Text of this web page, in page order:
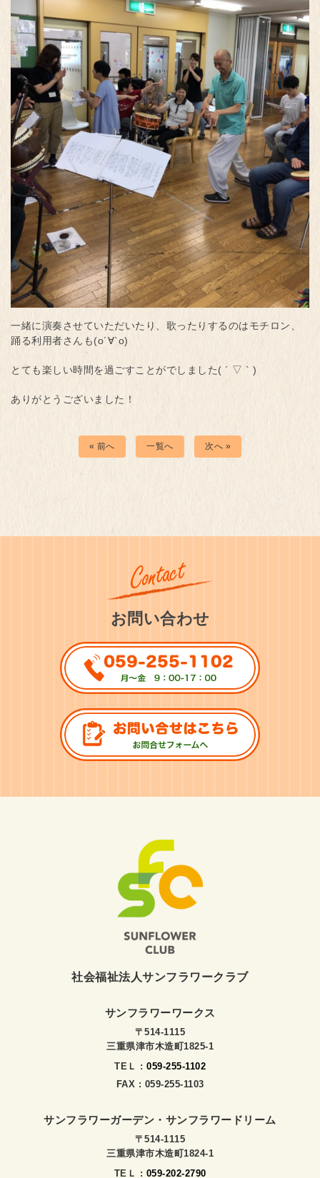
一緒に演奏させていただいたり、歌ったりするのはモチロン、
踊る利用者さんも(о´∀`о)
とても楽しい時間を過ごすことがでしました( ´ ▽ ` )
ありがとうございました！
« 前へ 一覧へ 次へ »
お問い合わせ
社会福祉法人サンフラワークラブ
サンフラワーワークス
〒514-1115
三重県津市木造町1825-1
TEＬ : 059-255-1102
FAX : 059-255-1103
サンフラワーガーデン・サンフラワードリーム
〒514-1115
三重県津市木造町1824-1
TEＬ : 059-202-2790